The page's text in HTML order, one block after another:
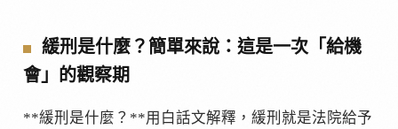
緩刑是什麼？簡單來說：這是一次「給機
會」的觀察期
**緩刑是什麼？**用白話文解釋，緩刑就是法院給予